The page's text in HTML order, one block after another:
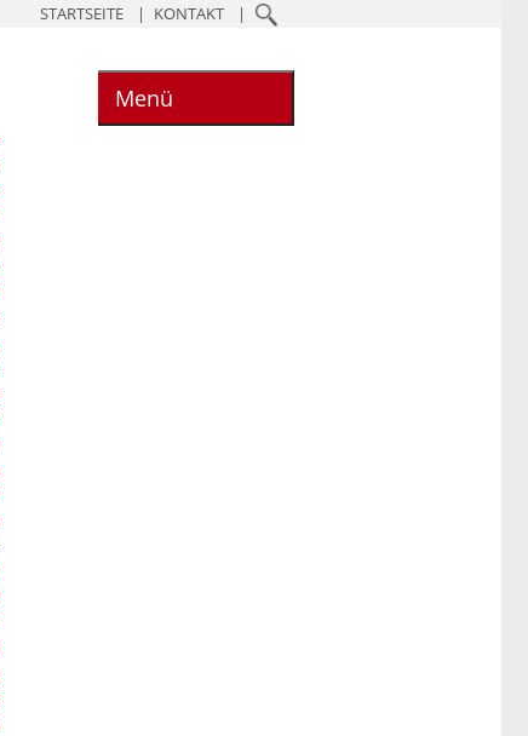
STARTSEITE KONTAKT
Menü